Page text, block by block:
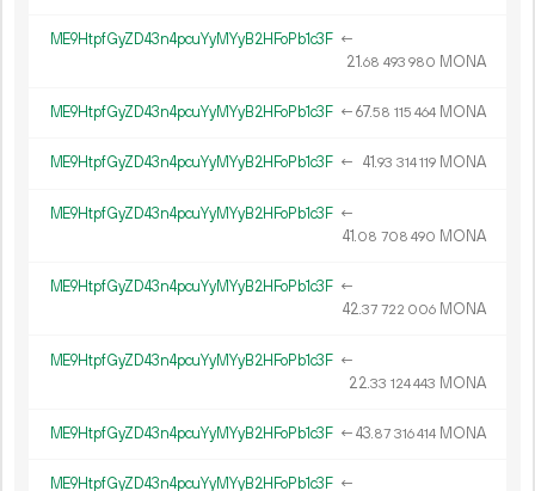
ME9HtpfGyZD43n4pcuYyMYyB2HFoPb1c3F ←
21.68 493 980 MONA
ME9HtpfGyZD43n4pcuYyMYyB2HFoPb1c3F ←67.58 115 464 MONA
ME9HtpfGyZD43n4pcuYyMYyB2HFoPb1c3F ← 41.93 314119 MONA
ME9HtpfGyZD43n4pcuYyMYyB2HFoPb1c3F ←
41.08 708 490 MONA
ME9HtpfGyZD43n4pcuYyMYyB2HFoPb1c3F ←
42.37 722 006 MONA
ME9HtpfGyZD43n4pcuYyMYyB2HFoPb1c3F ←
22.33 124443 MONA
ME9HtpfGyZD43n4pcuYyMYyB2HFoPb1c3F ←43.87 316414 MONA
ME9HtpfGyZD43n4pcuYyMYyB2HFoPb1c3F ←